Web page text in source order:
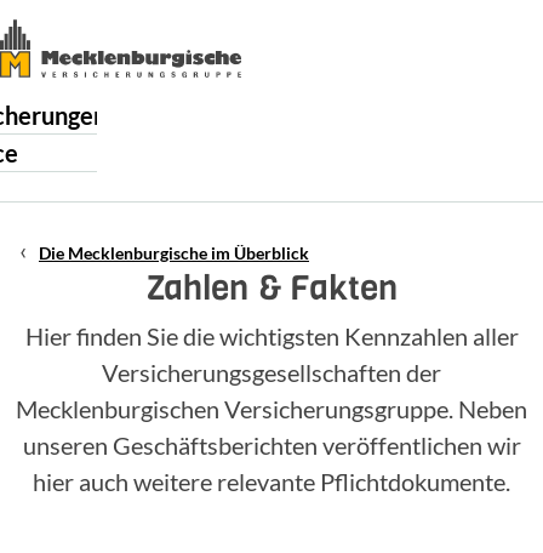
Die Mecklenburgische im Überblick
Zahlen & Fakten
Hier finden Sie die wichtigsten Kennzahlen aller
Versicherungsgesellschaften der
Mecklenburgischen Versicherungsgruppe. Neben
unseren Geschäftsberichten veröffentlichen wir
hier auch weitere relevante Pflichtdokumente.